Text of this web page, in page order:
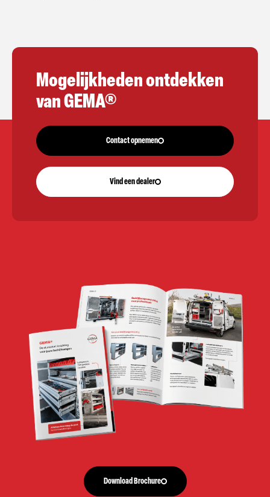
Mogelijkheden ontdekken
van GEMA®
Contact opnemen
Vind een dealer
Download Brochure